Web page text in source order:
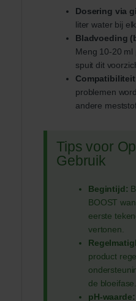
Dosering via
liter water bij
Bladvoeding
Meng 10-20 ml
spuit dit
problemen
andere
Tips voor
Gebruik
Begintijd:
BOOST
eerste
vertonen.
product
de bloeifase.
pH-waarde: